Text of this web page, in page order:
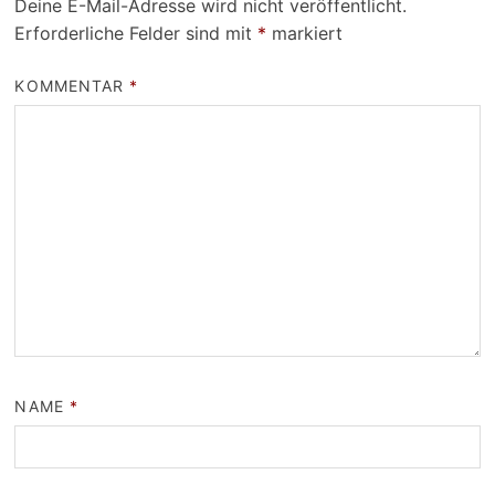
Deine E-Mail-Adresse wird nicht veröffentlicht.
Erforderliche Felder sind mit * markiert
KOMMENTAR *
NAME *